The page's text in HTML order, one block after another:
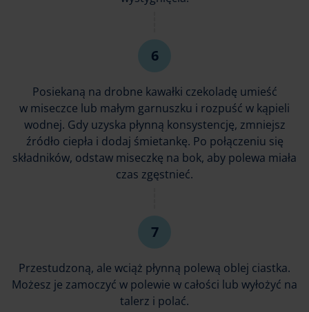
Posiekaną na drobne kawałki czekoladę umieść
w miseczce lub małym garnuszku i rozpuść w kąpieli
wodnej. Gdy uzyska płynną konsystencję, zmniejsz
źródło ciepła i dodaj śmietankę. Po połączeniu się
składników, odstaw miseczkę na bok, aby polewa miała
czas zgęstnieć.
Przestudzoną, ale wciąż płynną polewą oblej ciastka.
Możesz je zamoczyć w polewie w całości lub wyłożyć na
talerz i polać.